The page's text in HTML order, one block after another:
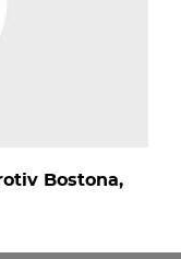
Bostona,